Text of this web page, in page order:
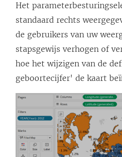
Het
standaard rechts
de gebruikers van uw
stapsgewijs verhogen of
hoe het wijzigen van de
geboortecijfer' de kaart